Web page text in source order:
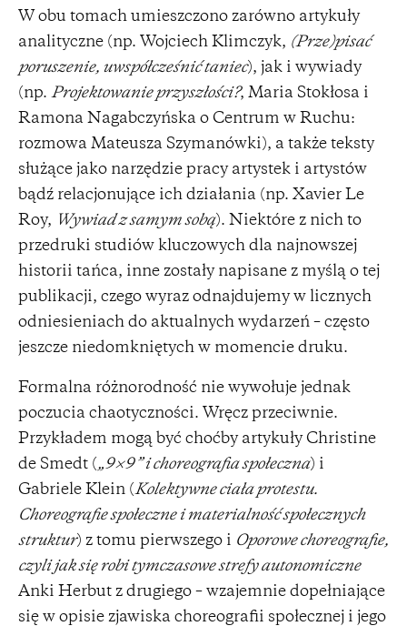
W obu tomach umieszczono zarówno artykuły
analityczne (np. Wojciech Klimczyk, (Prze)pisać
poruszenie, uwspółcześnić taniec), jak i wywiady
(np. Projektowanie przyszłości?, Maria Stokłosa i
Ramona Nagabczyńska o Centrum w Ruchu:
rozmowa Mateusza Szymanówki), a także teksty
służące jako narzędzie pracy artystek i artystów
bądź relacjonujące ich działania (np. Xavier Le
Roy,
Wywiad z samym sobą). Niektóre z nich to
przedruki studiów kluczowych dla najnowszej
historii tańca, inne zostały napisane z myślą o tej
publikacji, czego wyraz odnajdujemy w licznych
odniesieniach do aktualnych wydarzeń – często
jeszcze niedomkniętych w momencie druku.
Formalna różnorodność nie wywołuje jednak
poczucia chaotyczności. Wręcz przeciwnie.
Przykładem mogą być choćby artykuły Christine
de Smedt („9×9” i choreografia społeczna) i
Gabriele Klein (Kolektywne ciała protestu.
Choreografie społeczne i materialność społecznych
struktur) z tomu pierwszego i Oporowe choreografie,
czyli jak się robi tymczasowe strefy autonomiczne
Anki Herbut z drugiego – wzajemnie dopełniające
się w opisie zjawiska choreografii społecznej i jego